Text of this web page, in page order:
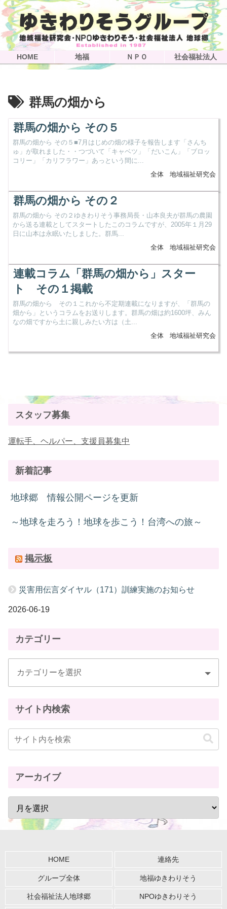
HOME 地福 ＮＰＯ 社会福祉法人
群馬の畑から
群馬の畑から その５
群馬の畑から その５■7月はじめの畑の様子を報告します「さんち
ゅ」が取れました・・つづいて「キャベツ」「だいこん」「ブロッ
コリー」「カリフラワー」あっという間に...
全体
地域福祉研究会
群馬の畑から その２
群馬の畑から その２ゆきわりそう事務局長・山本良夫が群馬の農園
から送る連載としてスタートしたこのコラムですが、2005年１月29
日に山本は永眠いたしました。群馬...
全体
地域福祉研究会
連載コラム「群馬の畑から」スター
ト その１掲載
群馬の畑から その１これから不定期連載になりますが、「群馬の
畑から」というコラムをお送りします。群馬の畑は約1600坪、みん
なの畑ですから土に親しみたい方は（土...
全体
地域福祉研究会
スタッフ募集
運転手、ヘルパー、支援員募集中
新着記事
地球郷 情報公開ページを更新
～地球を走ろう！地球を歩こう！台湾への旅～
掲示板
災害用伝言ダイヤル（171）訓練実施のお知らせ
2026-06-19
カテゴリー
サイト内検索
アーカイブ
HOME 連絡先
グループ全体 地福ゆきわりそう
社会福祉法人地球郷 NPOゆきわりそう